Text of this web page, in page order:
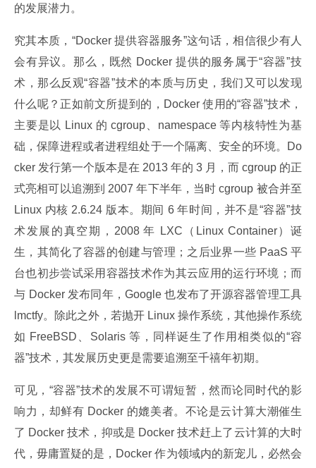
的发展潜力。
究其本质，“Docker 提供容器服务”这句话，相信很少有人
会有异议。那么，既然 Docker 提供的服务属于“容器”技
术，那么反观“容器”技术的本质与历史，我们又可以发现
什么呢？正如前文所提到的，Docker 使用的“容器”技术，
主要是以 Linux 的 cgroup、namespace 等内核特性为基
础，保障进程或者进程组处于一个隔离、安全的环境。Do
cker 发行第一个版本是在 2013 年的 3 月，而 cgroup 的正
式亮相可以追溯到 2007 年下半年，当时 cgroup 被合并至
Linux 内核 2.6.24 版本。期间 6 年时间，并不是“容器”技
术发展的真空期，2008 年 LXC（Linux Container）诞
生，其简化了容器的创建与管理；之后业界一些 PaaS 平
台也初步尝试采用容器技术作为其云应用的运行环境；而
与 Docker 发布同年，Google 也发布了开源容器管理工具
lmctfy。除此之外，若抛开 Linux 操作系统，其他操作系统
如 FreeBSD、Solaris 等，同样诞生了作用相类似的“容
器”技术，其发展历史更是需要追溯至千禧年初期。
可见，“容器”技术的发展不可谓短暂，然而论同时代的影
响力，却鲜有 Docker 的媲美者。不论是云计算大潮催生
了 Docker 技术，抑或是 Docker 技术赶上了云计算的大时
代，毋庸置疑的是，Docker 作为领域内的新宠儿，必然会